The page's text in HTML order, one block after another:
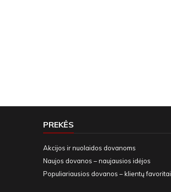
PREKĖS
Akcijos ir nuolaidos dovanoms
Naujos dovanos – naujausios idėjos
Populiariausios dovanos – klientų favoritai